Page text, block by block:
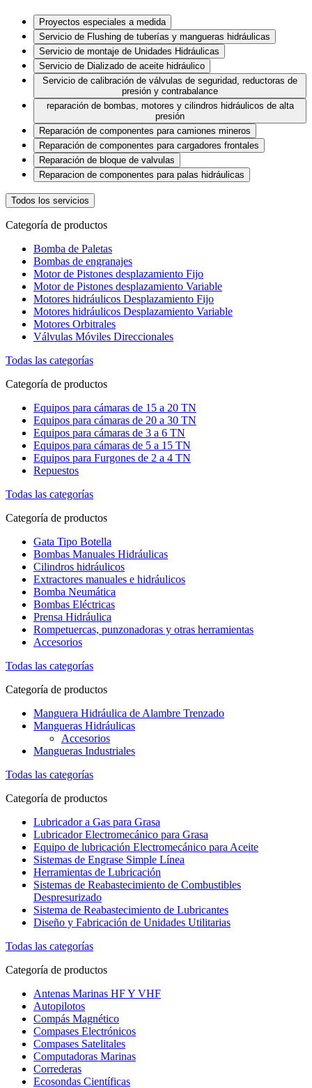
Proyectos especiales a medida
Servicio de Flushing de tuberías y mangueras hidráulicas
Servicio de montaje de Unidades Hidráulicas
Servicio de Dializado de aceite hidráulico
Servicio de calibración de válvulas de seguridad, reductoras de
presión y contrabalance
reparación de bombas, motores y cilindros hidráulicos de alta
presión
Reparación de componentes para camiones mineros
Reparación de componentes para cargadores frontales
Reparación de bloque de valvulas
Reparacion de componentes para palas hidráulicas
Todos los servicios
Categoría de productos
Bomba de Paletas
Bombas de engranajes
Motor de Pistones desplazamiento Fijo
Motor de Pistones desplazamiento Variable
Motores hidráulicos Desplazamiento Fijo
Motores hidráulicos Desplazamiento Variable
Motores Orbitrales
Válvulas Móviles Direccionales
Todas las categorías
Categoría de productos
Equipos para cámaras de 15 a 20 TN
Equipos para cámaras de 20 a 30 TN
Equipos para cámaras de 3 a 6 TN
Equipos para cámaras de 5 a 15 TN
Equipos para Furgones de 2 a 4 TN
Repuestos
Todas las categorías
Categoría de productos
Gata Tipo Botella
Bombas Manuales Hidráulicas
Cilindros hidráulicos
Extractores manuales e hidráulicos
Bomba Neumática
Bombas Eléctricas
Prensa Hidráulica
Rompetuercas, punzonadoras y otras herramientas
Accesorios
Todas las categorías
Categoría de productos
Manguera Hidráulica de Alambre Trenzado
Mangueras Hidráulicas
Accesorios
Mangueras Industriales
Todas las categorías
Categoría de productos
Lubricador a Gas para Grasa
Lubricador Electromecánico para Grasa
Equipo de lubricación Electromecánico para Aceite
Sistemas de Engrase Simple Línea
Herramientas de Lubricación
Sistemas de Reabastecimiento de Combustibles
Despresurizado
Sistema de Reabastecimiento de Lubricantes
Diseño y Fabricación de Unidades Utilitarias
Todas las categorías
Categoría de productos
Antenas Marinas HF Y VHF
Autopilotos
Compás Magnético
Compases Electrónicos
Compases Satelitales
Computadoras Marinas
Correderas
Ecosondas Científicas